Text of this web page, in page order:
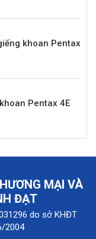
khoan Pentax
Pentax 4E
MẠI VÀ
ĐẠT
do sở KHĐT
2004